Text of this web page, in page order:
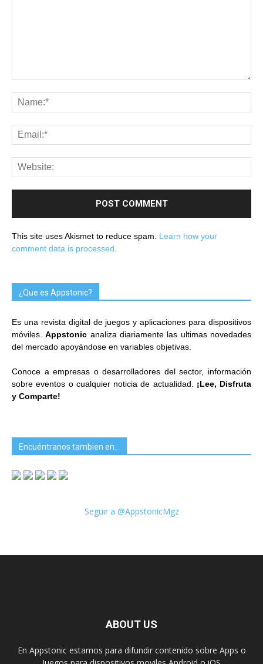
This site uses Akismet to reduce spam. Learn how your
comment data is processed.
¿Que es Appstonic?
Es una revista digital de juegos y aplicaciones para dispositivos
móviles.Appstonic analiza diariamente las ultimas novedades
del mercado apoyándose en variables objetivas.
Conoce a empresas o desarrolladores del sector, información
sobre eventos o cualquier noticia de actualidad. ¡Lee, Disfruta
y Comparte!
Encuéntranos tambien en…
Seguir a @AppstonicMgz
ABOUT US
En Appstonic estamos para difundir contenido sobre Apps o